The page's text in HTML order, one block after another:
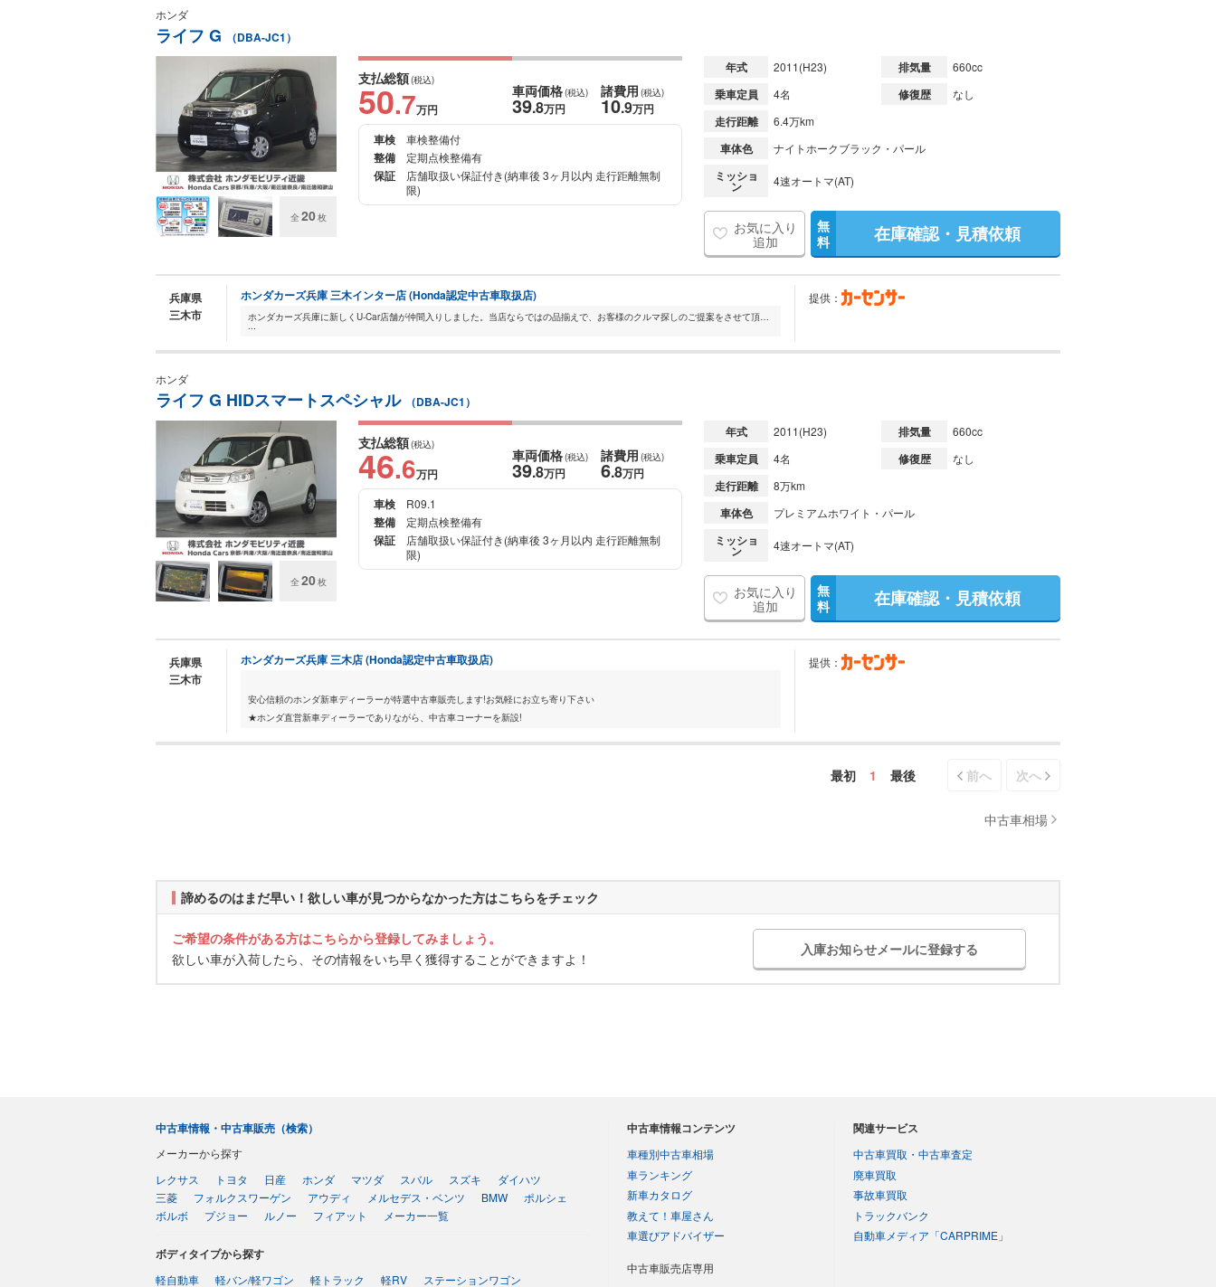
ホンダ
ライフ G （DBA-JC1）
全 20枚
支払総額(税込)
50.7万円
車両価格(税込)
39.8万円
諸費用 (税込)
10.9万円
車検
車検整備付
整備 定期点検整備有
保証
店舗取扱い保証付き(納車後 3ヶ月以内 走行距離無制
限)
年式 2011(H23) 排気量 660cc
乗車定員 4名 修復歴 なし
走行距離 6.4万km
車体色 ナイトホークブラック・パール
ミッショ
ン 4速オートマ(AT)
お気に入り
追加
無
料
在庫確認・見積依頼
兵庫県
三木市
ホンダカーズ兵庫 三木インター店 (Honda認定中古車取扱店)
ホンダカーズ兵庫に新しくU-Car店舗が仲間入りしました。当店ならではの品揃えで、お客様のクルマ探しのご提案をさせて頂きます。是非、お気軽にお立ち寄り下さい。
...
提供：
ホンダ
ライフ G HIDスマートスペシャル （DBA-JC1）
全 20枚
支払総額(税込)
46.6万円
車両価格(税込)
39.8万円
諸費用 (税込)
6.8万円
車検
R09.1
整備 定期点検整備有
保証
店舗取扱い保証付き(納車後 3ヶ月以内 走行距離無制
限)
年式 2011(H23) 排気量 660cc
乗車定員 4名 修復歴 なし
走行距離 8万km
車体色 プレミアムホワイト・パール
ミッショ
ン 4速オートマ(AT)
お気に入り
追加
無
料
在庫確認・見積依頼
兵庫県
三木市
ホンダカーズ兵庫 三木店 (Honda認定中古車取扱店)
安心信頼のホンダ新車ディーラーが特選中古車販売します!お気軽にお立ち寄り下さい
★ホンダ直営新車ディーラーでありながら、中古車コーナーを新設!
提供：
最初 1 最後 前へ 次へ
中古車相場
諦めるのはまだ早い！欲しい車が見つからなかった方はこちらをチェック
ご希望の条件がある方はこちらから登録してみましょう。
欲しい車が入荷したら、その情報をいち早く獲得することができますよ！
入庫お知らせメールに登録する
中古車情報・中古車販売（検索）
メーカーから探す
レクサス
トヨタ 日産 ホンダ マツダ スバル スズキ
ダイハツ
三菱
フォルクスワーゲン アウディ メルセデス・ベンツ BMW
ポルシェ
ボルボ
プジョー ルノー フィアット メーカー一覧
ボディタイプから探す
軽自動車 軽バン/軽ワゴン 軽トラック 軽RV ステーションワゴン
中古車情報コンテンツ
車種別中古車相場
車ランキング
新車カタログ
教えて！車屋さん
車選びアドバイザー
中古車販売店専用
関連サービス
中古車買取・中古車査定
廃車買取
事故車買取
トラックバンク
自動車メディア「CARPRIME」